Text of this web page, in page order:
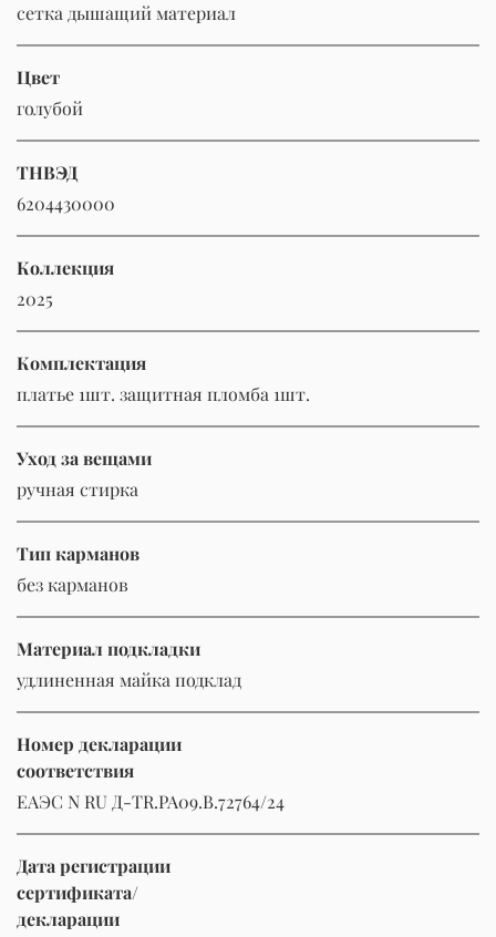
сетка дышащий материал
Цвет
голубой
ТНВЭД
6204430000
Коллекция
2025
Комплектация
платье 1шт. защитная пломба 1шт.
Уход за вещами
ручная стирка
Тип карманов
без карманов
Материал подкладки
удлиненная майка подклад
Номер декларации
соответствия
ЕАЭС N RU Д-TR.РА09.В.72764/24
Дата регистрации
сертификата/
декларации